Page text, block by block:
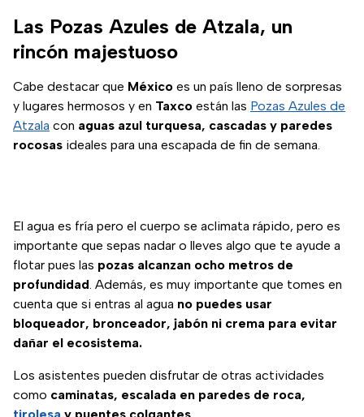
Las Pozas Azules de Atzala, un
rincón majestuoso
Cabe destacar que México es un país lleno de sorpresas
y lugares hermosos y en Taxco están las Pozas Azules de
Atzala con aguas azul turquesa, cascadas y paredes
rocosas ideales para una escapada de fin de semana.
El agua es fría pero el cuerpo se aclimata rápido, pero es
importante que sepas nadar o lleves algo que te ayude a
flotar pues las pozas alcanzan ocho metros de
profundidad. Además, es muy importante que tomes en
cuenta que si entras al agua no puedes usar
bloqueador, bronceador, jabón ni crema para evitar
dañar el ecosistema.
Los asistentes pueden disfrutar de otras actividades
como caminatas, escalada en paredes de roca,